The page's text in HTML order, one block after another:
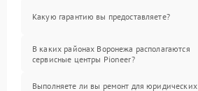
Какую гарантию вы предоставляете?
В каких районах Воронежа располагаются
сервисные центры Pioneer?
Выполняете ли вы ремонт для юридических